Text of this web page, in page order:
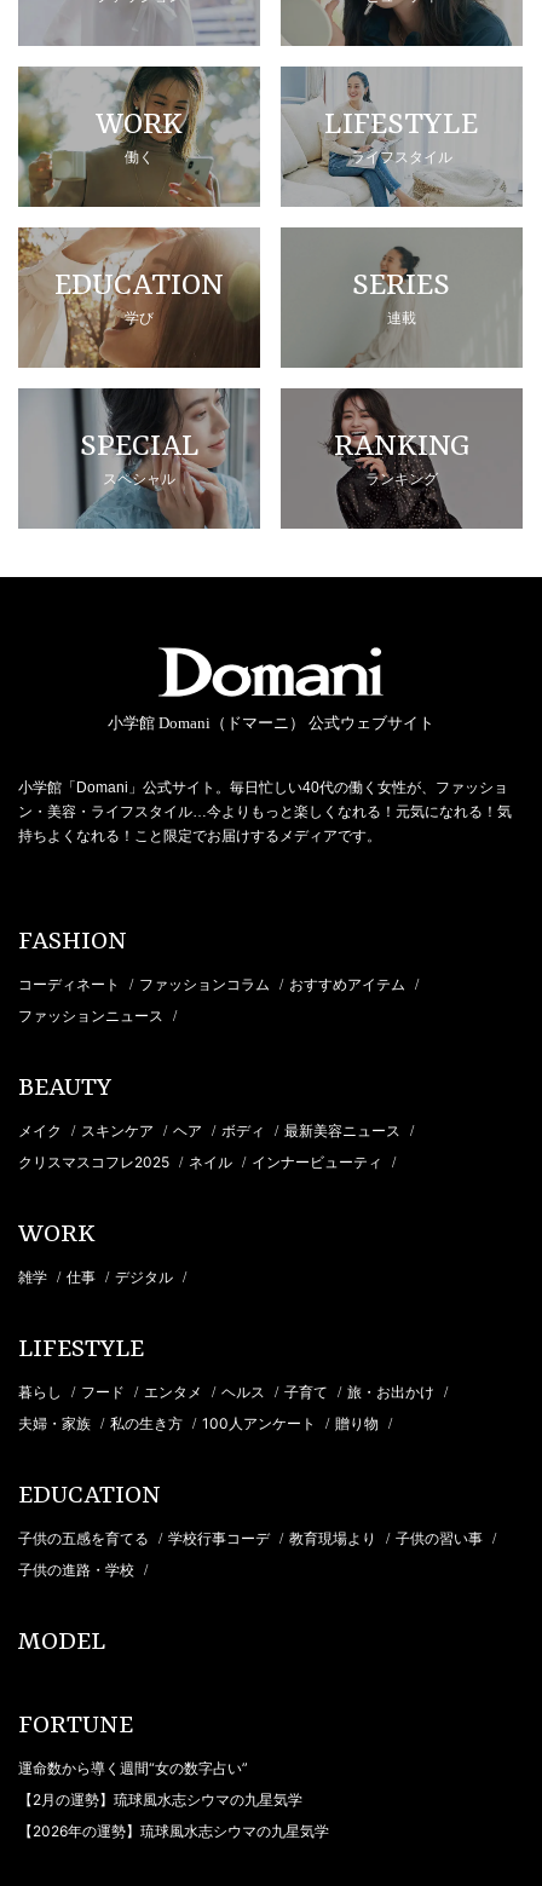
WORK
働く
LIFESTYLE
ライフスタイル
EDUCATION
学び
SERIES
連載
SPECIAL
スペシャル
RANKING
ランキング
小学館 Domani（ドマーニ） 公式ウェブサイト
小学館「Domani」公式サイト。毎日忙しい40代の働く女性が、ファッショ
ン・美容・ライフスタイル…今よりもっと楽しくなれる！元気になれる！気
持ちよくなれる！こと限定でお届けするメディアです。
FASHION
コーディネート / ファッションコラム / おすすめアイテム /
ファッションニュース /
BEAUTY
メイク / スキンケア / ヘア / ボディ / 最新美容ニュース /
クリスマスコフレ2025 / ネイル / インナービューティ /
WORK
雑学 / 仕事 / デジタル /
LIFESTYLE
暮らし / フード / エンタメ / ヘルス / 子育て / 旅・お出かけ /
夫婦・家族 / 私の生き方 / 100人アンケート / 贈り物 /
EDUCATION
子供の五感を育てる / 学校行事コーデ / 教育現場より / 子供の習い事 /
子供の進路・学校 /
MODEL
FORTUNE
運命数から導く週間“女の数字占い”
【2月の運勢】琉球風水志シウマの九星気学
【2026年の運勢】琉球風水志シウマの九星気学